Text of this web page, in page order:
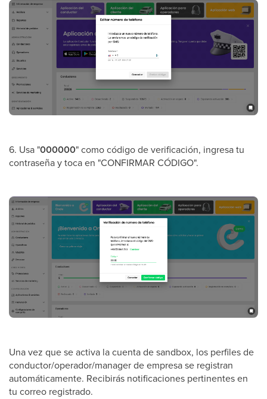
6. Usa "000000" como código de verificación, ingresa tu
contraseña y toca en "CONFIRMAR CÓDIGO".
Una vez que se activa la cuenta de sandbox, los perfiles de
conductor/operador/manager de empresa se registran
automáticamente. Recibirás notificaciones pertinentes en
tu correo registrado.